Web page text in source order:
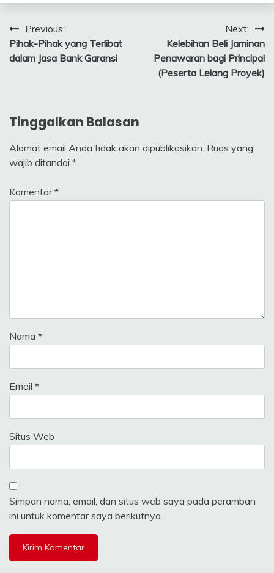
Navigasi
pos
Previous:
Pihak-Pihak yang Terlibat
dalam Jasa Bank Garansi
Next:
Kelebihan Beli Jaminan
Penawaran bagi Principal
(Peserta Lelang Proyek)
Tinggalkan Balasan
Alamat email Anda tidak akan dipublikasikan. Ruas yang
wajib ditandai *
Komentar*
Nama *
Email *
Situs Web
Simpan nama, email, dan situs web saya pada peramban
ini untuk komentar saya berikutnya.